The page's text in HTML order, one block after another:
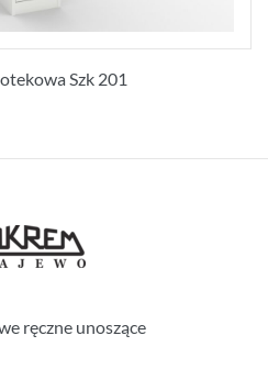
Szk 201
ręczne unoszące